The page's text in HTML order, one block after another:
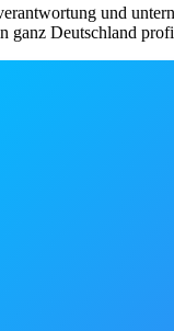
und
ganz Deutschland